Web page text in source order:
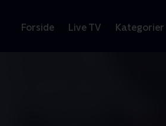
Forside Live TV Kategorier